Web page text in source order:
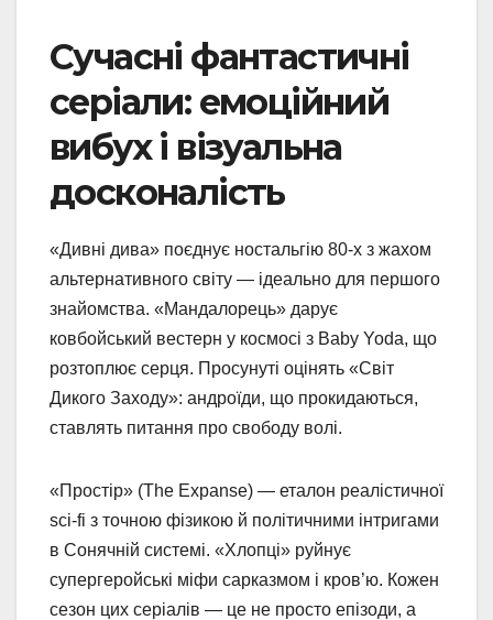
Сучасні фантастичні
серіали: емоційний
вибух і візуальна
досконалість
«Дивні дива» поєднує ностальгію 80-х з жахом
альтернативного світу — ідеально для першого
знайомства. «Мандалорець» дарує
ковбойський вестерн у космосі з Baby Yoda, що
розтоплює серця. Просунуті оцінять «Світ
Дикого Заходу»: андроїди, що прокидаються,
ставлять питання про свободу волі.
«Простір» (The Expanse) — еталон реалістичної
sci-fi з точною фізикою й політичними інтригами
в Сонячній системі. «Хлопці» руйнує
супергеройські міфи сарказмом і кров’ю. Кожен
сезон цих серіалів — це не просто епізоди, а